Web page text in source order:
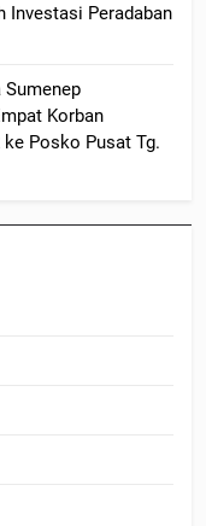
Investasi Peradaban
Korban
Posko Pusat Tg.